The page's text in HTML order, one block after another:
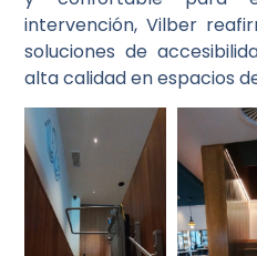
intervención, Vilber
soluciones de
alta calidad en espacios